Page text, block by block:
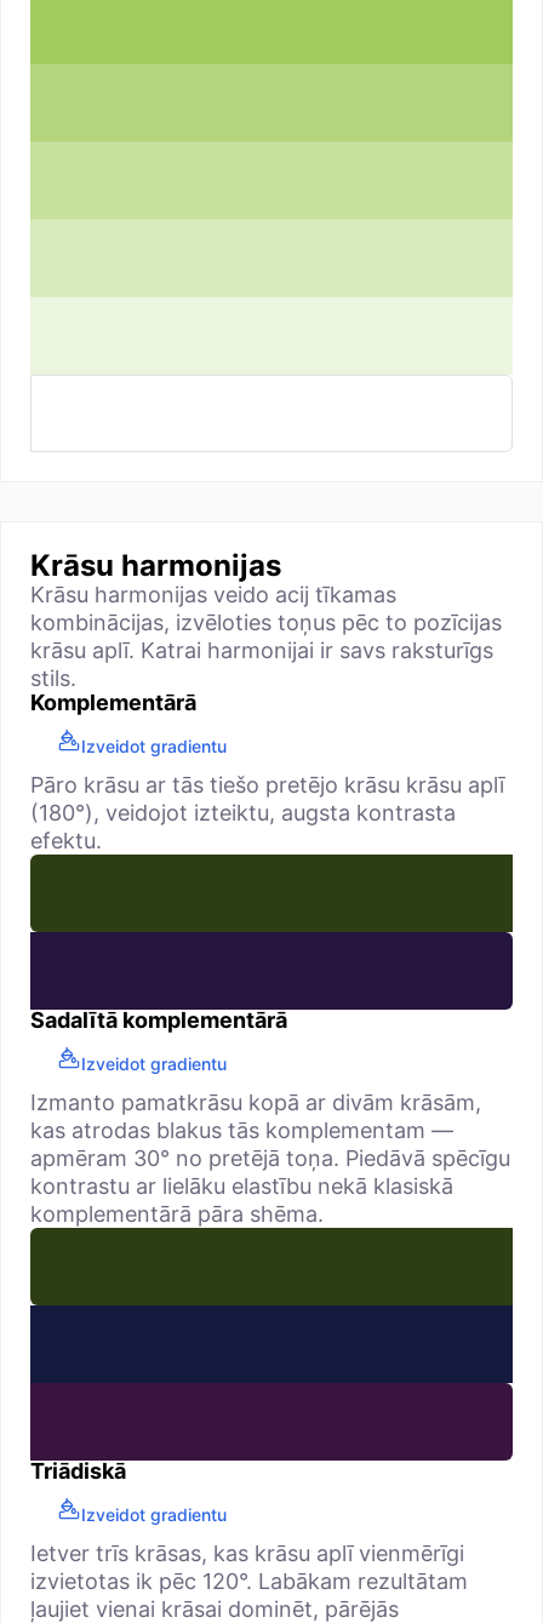
Krāsu harmonijas
Krāsu harmonijas veido acij tīkamas
kombinācijas, izvēloties toņus pēc to pozīcijas
krāsu aplī. Katrai harmonijai ir savs raksturīgs
stils.
Komplementārā
Izveidot gradientu
Pāro krāsu ar tās tiešo pretējo krāsu krāsu aplī
(180°), veidojot izteiktu, augsta kontrasta
efektu.
Sadalītā komplementārā
Izveidot gradientu
Izmanto pamatkrāsu kopā ar divām krāsām,
kas atrodas blakus tās komplementam —
apmēram 30° no pretējā toņa. Piedāvā spēcīgu
kontrastu ar lielāku elastību nekā klasiskā
komplementārā pāra shēma.
Triādiskā
Izveidot gradientu
Ietver trīs krāsas, kas krāsu aplī vienmērīgi
izvietotas ik pēc 120°. Labākam rezultātam
ļaujiet vienai krāsai dominēt, pārējās